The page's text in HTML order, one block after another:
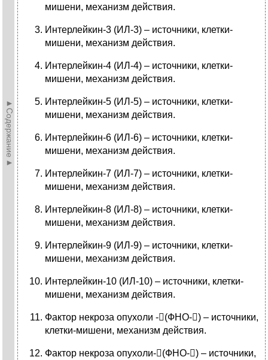
►Содержание►
мишени, механизм действия.
Интерлейкин-3 (ИЛ-3) – источники, клетки-
мишени, механизм действия.
Интерлейкин-4 (ИЛ-4) – источники, клетки-
мишени, механизм действия.
Интерлейкин-5 (ИЛ-5) – источники, клетки-
мишени, механизм действия.
Интерлейкин-6 (ИЛ-6) – источники, клетки-
мишени, механизм действия.
Интерлейкин-7 (ИЛ-7) – источники, клетки-
мишени, механизм действия.
Интерлейкин-8 (ИЛ-8) – источники, клетки-
мишени, механизм действия.
Интерлейкин-9 (ИЛ-9) – источники, клетки-
мишени, механизм действия.
Интерлейкин-10 (ИЛ-10) – источники, клетки-
мишени, механизм действия.
Фактор некроза опухоли -(ФНО-) – источники,
клетки-мишени, механизм действия.
Фактор некроза опухоли-(ФНО-) – источники,